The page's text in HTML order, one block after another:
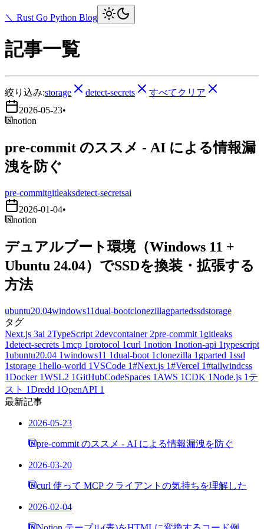
＼ Rust Go Python Blog
記事一覧
絞り込み:storage detect-secrets
すべてクリア
2026-05-23•
notion
pre-commit のススメ - AI による情報漏
洩を防ぐ
pre-commitgitleaksdetect-secretsai
2026-01-04•
notion
デュアルブート環境（Windows 11 +
Ubuntu 24.04）でSSDを換装・拡張する
方法
ubuntu20.04windows11dual-bootclonezillagpartedssdstorage
タグ
Next.js 3ai 2TypeScript 2devcontainer 2pre-commit 1 gitleaks
1detect-secrets 1mcp 1protocol 1curl 1notion 1notion-api 1typescript
1ubuntu20.04 1windows11 1dual-boot 1clonezilla 1 gparted 1ssd
1storage 1hello-world 1VSCode 1#Next.js 1#Vercel 1#tailwindcss
1Docker 1WSL2 1GitHubCodeSpaces 1 AWS 1CDK 1Node.js 1 テ
スト 1Dredd 1OpenAPI 1
最新記事
2026-05-23
pre-commit のススメ - AI による情報漏洩を防ぐ
2026-03-20
curl 使って MCP クライアントの気持ちを理解した
2026-02-04